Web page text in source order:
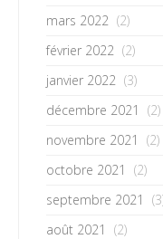
mars 2022 (2)
février 2022 (2)
janvier 2022 (3)
décembre 2021
(2)
novembre 2021
(2)
octobre 2021
(2)
septembre 2021
août 2021
(2)